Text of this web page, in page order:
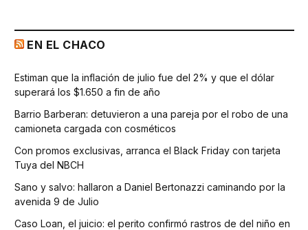
EN EL CHACO
Estiman que la inflación de julio fue del 2% y que el dólar
superará los $1.650 a fin de año
Barrio Barberan: detuvieron a una pareja por el robo de una
camioneta cargada con cosméticos
Con promos exclusivas, arranca el Black Friday con tarjeta
Tuya del NBCH
Sano y salvo: hallaron a Daniel Bertonazzi caminando por la
avenida 9 de Julio
Caso Loan, el juicio: el perito confirmó rastros de del niño en